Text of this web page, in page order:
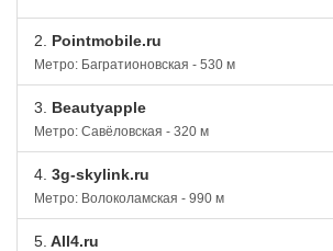
2. Pointmobile.ru
Метро: Багратионовская - 530 м
3. Beautyapple
Метро: Савёловская - 320 м
4. 3g-skylink.ru
Метро: Волоколамская - 990 м
5. All4.ru